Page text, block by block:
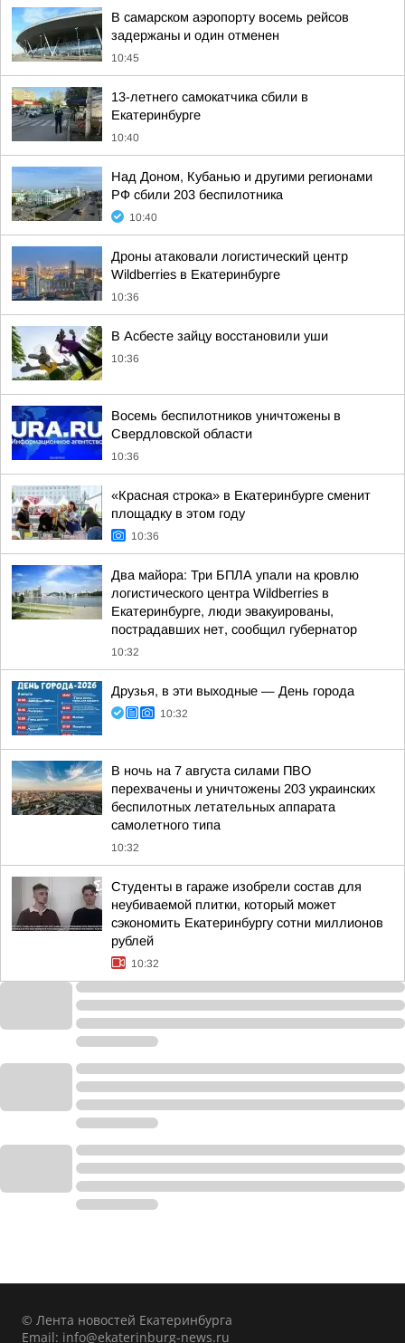
В самарском аэропорту восемь рейсов
задержаны и один отменен
10:45
13-летнего самокатчика сбили в
Екатеринбурге
10:40
Над Доном, Кубанью и другими регионами
РФ сбили 203 беспилотника
10:40
Дроны атаковали логистический центр
Wildberries в Екатеринбурге
10:36
В Асбесте зайцу восстановили уши
10:36
Восемь беспилотников уничтожены в
Свердловской области
10:36
«Красная строка» в Екатеринбурге сменит
площадку в этом году
10:36
Два майора: Три БПЛА упали на кровлю
логистического центра Wildberries в
Екатеринбурге, люди эвакуированы,
пострадавших нет, сообщил губернатор
10:32
Друзья, в эти выходные — День города
10:32
В ночь на 7 августа силами ПВО
перехвачены и уничтожены 203 украинских
беспилотных летательных аппарата
самолетного типа
10:32
Студенты в гараже изобрели состав для
неубиваемой плитки, который может
сэкономить Екатеринбургу сотни миллионов
рублей
10:32
© Лента новостей Екатеринбурга
Email: info@ekaterinburg-news.ru